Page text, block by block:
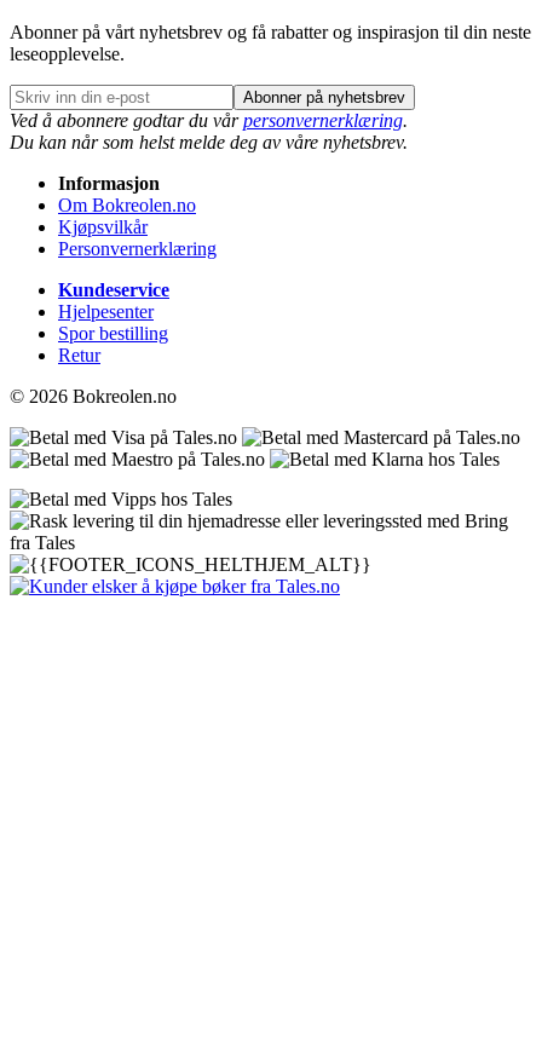
Abonner på vårt nyhetsbrev og få rabatter og inspirasjon til din neste
leseopplevelse.
Abonner på nyhetsbrev
Ved å abonnere godtar du vårpersonvernerklæring.
Du kan når som helst melde deg av våre nyhetsbrev.
Informasjon
Om Bokreolen.no
Kjøpsvilkår
Personvernerklæring
Kundeservice
Hjelpesenter
Spor bestilling
Retur
© 2026 Bokreolen.no